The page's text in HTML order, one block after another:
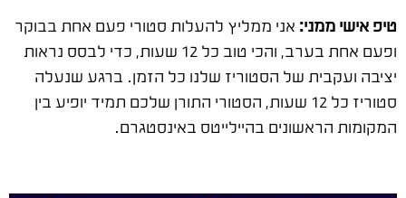
טיפ אישי ממני: אני ממליץ להעלות סטורי פעם אחת בבוקר
ופעם אחת בערב, והכי טוב כל 12 שעות, כדי לבסס נראות
יציבה ועקבית של הסטוריז שלנו כל הזמן. ברגע שנעלה
סטוריז כל 12 שעות, הסטורי התורן שלכם תמיד יופיע בין
המקומות הראשונים בהיילייטס באינסטגרם.